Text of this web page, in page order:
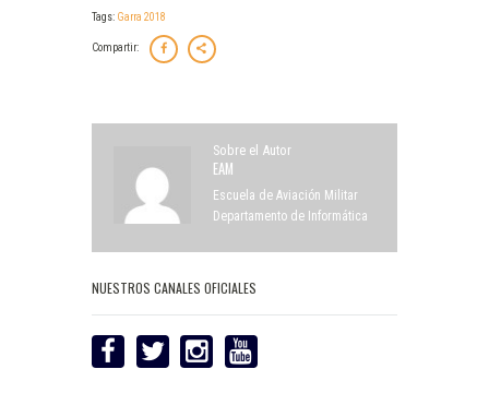
Tags: Garra 2018
Compartir:
Sobre el Autor
EAM
Escuela de Aviación Militar
Departamento de Informática
NUESTROS CANALES OFICIALES